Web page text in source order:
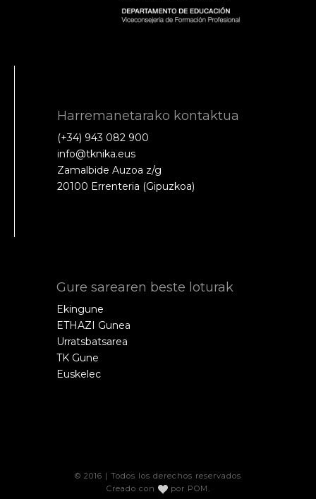
Harremanetarako kontaktua
(+34) 943 082 900
info@tknika.eus
Zamalbide Auzoa z/g
20100 Errenteria (Gipuzkoa)
Gure sarearen beste loturak
Ekingune
ETHAZI Gunea
Urratsbatsarea
TK Gune
Euskelec
© 2016 | Todos los derechos reservados
Creado con
por POM